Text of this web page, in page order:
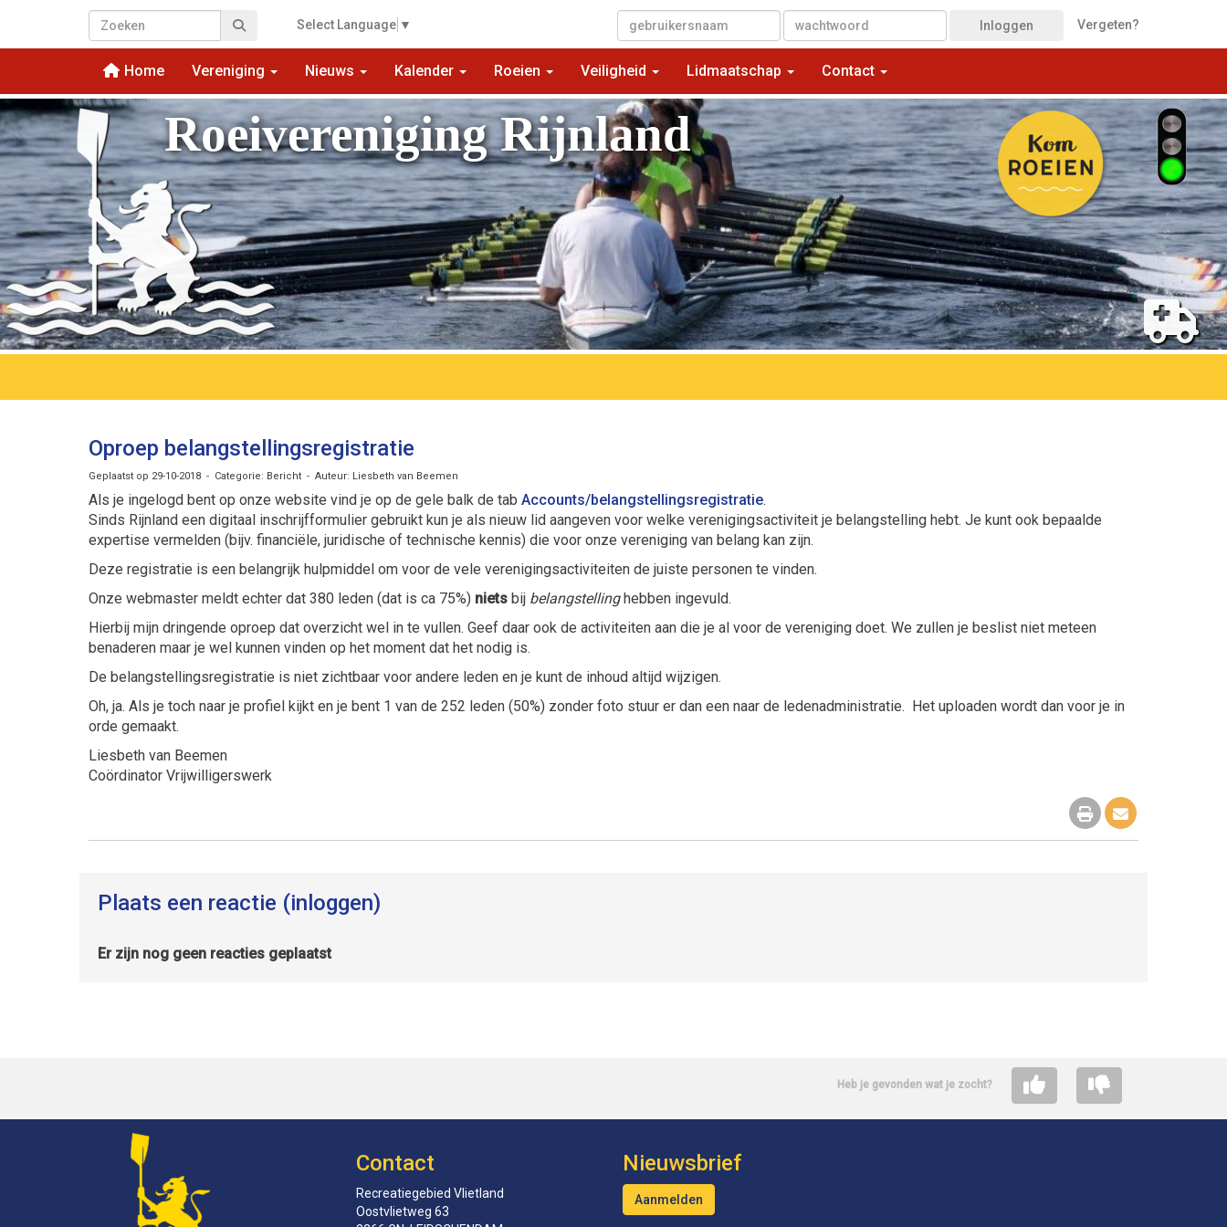
Select Language ▼ Inloggen Vergeten?
Home Vereniging Nieuws Kalender Roeien Veiligheid Lidmaatschap Contact
Roeivereniging Rijnland
Oproep belangstellingsregistratie
Geplaatst op 29-10-2018 - Categorie: Bericht - Auteur: Liesbeth van Beemen
Als je ingelogd bent op onze website vind je op de gele balk de tab Accounts/belangstellingsregistratie.
Sinds Rijnland een digitaal inschrijfformulier gebruikt kun je als nieuw lid aangeven voor welke verenigingsactiviteit je belangstelling hebt. Je kunt ook bepaalde
expertise vermelden (bijv. financiële, juridische of technische kennis) die voor onze vereniging van belang kan zijn.
Deze registratie is een belangrijk hulpmiddel om voor de vele verenigingsactiviteiten de juiste personen te vinden.
Onze webmaster meldt echter dat 380 leden (dat is ca 75%) niets bij belangstellinghebben ingevuld.
Hierbij mijn dringende oproep dat overzicht wel in te vullen. Geef daar ook de activiteiten aan die je al voor de vereniging doet. We zullen je beslist niet meteen
benaderen maar je wel kunnen vinden op het moment dat het nodig is.
De belangstellingsregistratie is niet zichtbaar voor andere leden en je kunt de inhoud altijd wijzigen.
Oh, ja. Als je toch naar je profiel kijkt en je bent 1 van de 252 leden (50%) zonder foto stuur er dan een naar de ledenadministratie. Het uploaden wordt dan voor je in
orde gemaakt.
Liesbeth van Beemen
Coördinator Vrijwilligerswerk
Plaats een reactie (inloggen)
Er zijn nog geen reacties geplaatst
Heb je gevonden wat je zocht?
Contact
Recreatiegebied Vlietland
Oostvlietweg 63
Nieuwsbrief
Aanmelden